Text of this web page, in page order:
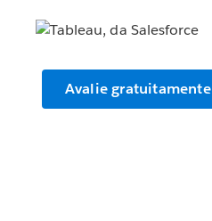
Avalie gratuitamente